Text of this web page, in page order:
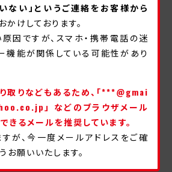
ない」というご連絡をお客様から
かけしております。
因ですが、スマホ・携帯電話の迷
機能が関係している可能性があり
取りなどもあるため、「***@gmai
」 などのブラウザメール
きるメールを推奨しています。
が、今一度メールアドレスをご確
お願いいたします。